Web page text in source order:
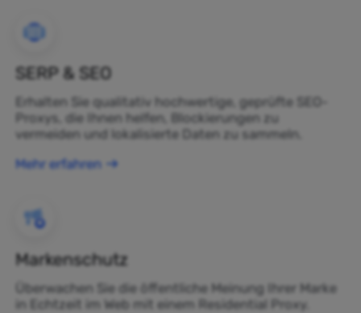
SERP & SEO
Erhalten Sie qualitativ hochwertige, geprüfte SEO-
Proxys, die Ihnen helfen, Blockierungen zu
vermeiden und lokalisierte Daten zu sammeln.
Mehr erfahren
Markenschutz
Überwachen Sie die öffentliche Meinung Ihrer Marke
in Echtzeit im Web mit einem Residential Proxy.